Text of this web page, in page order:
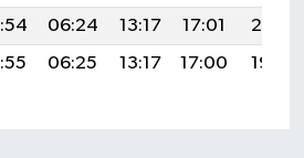
06:24 13:17 17:01
20:01
06:25 13:17 17:00 19:59